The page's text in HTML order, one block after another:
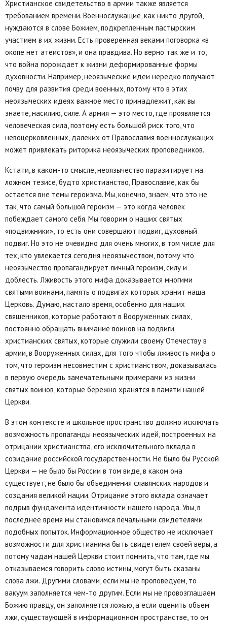
Христианское свидетельство в армии также является
требованием времени. Военнослужащие, как никто другой,
нуждаются в слове Божием, подкрепленным пастырским
участием в их жизни. Есть проверенная веками поговорка «в
окопе нет атеистов», и она правдива. Но верно так же и то,
что война порождает к жизни деформированные формы
духовности. Например, неоязыческие идеи нередко получают
почву для развития среди военных, потому что в этих
неоязыческих идеях важное место принадлежит, как вы
знаете, насилию, силе. А армия — это место, где проявляется
человеческая сила, поэтому есть большой риск того, что
невоцерковленных, далеких от Православия военнослужащих
может привлекать риторика неоязыческих проповедников.
Кстати, в каком-то смысле, неоязычество паразитирует на
ложном тезисе, будто христианство, Православие, как бы
остается вне темы героизма. Мы, конечно, знаем, что это не
так, что самый большой героизм — это когда человек
побеждает самого себя. Мы говорим о наших святых
«подвижники», то есть они совершают подвиг, духовный
подвиг. Но это не очевидно для очень многих, в том числе для
тех, кто увлекается сегодня неоязычеством, потому что
неоязычество пропагандирует личный героизм, силу и
доблесть. Лживость этого мифа доказывается многими
святыми воинами, память о подвигах которых хранит наша
Церковь. Думаю, настало время, особенно для наших
священников, которые работают в Вооруженных силах,
постоянно обращать внимание воинов на подвиги
христианских святых, которые служили своему Отечеству в
армии, в Вооруженных силах, для того чтобы лживость мифа о
том, что героизм несовместим с христианством, доказывалась
в первую очередь замечательными примерами из жизни
святых воинов, которые бережно хранятся в памяти нашей
Церкви.
В этом контексте и школьное пространство должно исключать
возможность пропаганды неоязыческих идей, построенных на
отрицании христианства, его исключительного вклада в
созидание российской государственности. Не было бы Русской
Церкви — не было бы России в том виде, в каком она
существует, не было бы объединения славянских народов и
создания великой нации. Отрицание этого вклада означает
подрыв фундамента идентичности нашего народа. Увы, в
последнее время мы становимся печальными свидетелями
подобных попыток. Информационное общество не исключает
возможности для христианина быть свидетелем своей веры, а
потому чадам нашей Церкви стоит помнить, что там, где мы
отказываемся говорить слово истины, могут быть сказаны
слова лжи. Другими словами, если мы не проповедуем, то
вакуум заполняется чем-то другим. Если мы не провозглашаем
Божию правду, он заполняется ложью, а если оценить объем
лжи, существующей в информационном пространстве, то он